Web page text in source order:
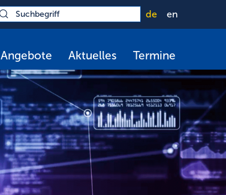
de en
Angebote Aktuelles Termine